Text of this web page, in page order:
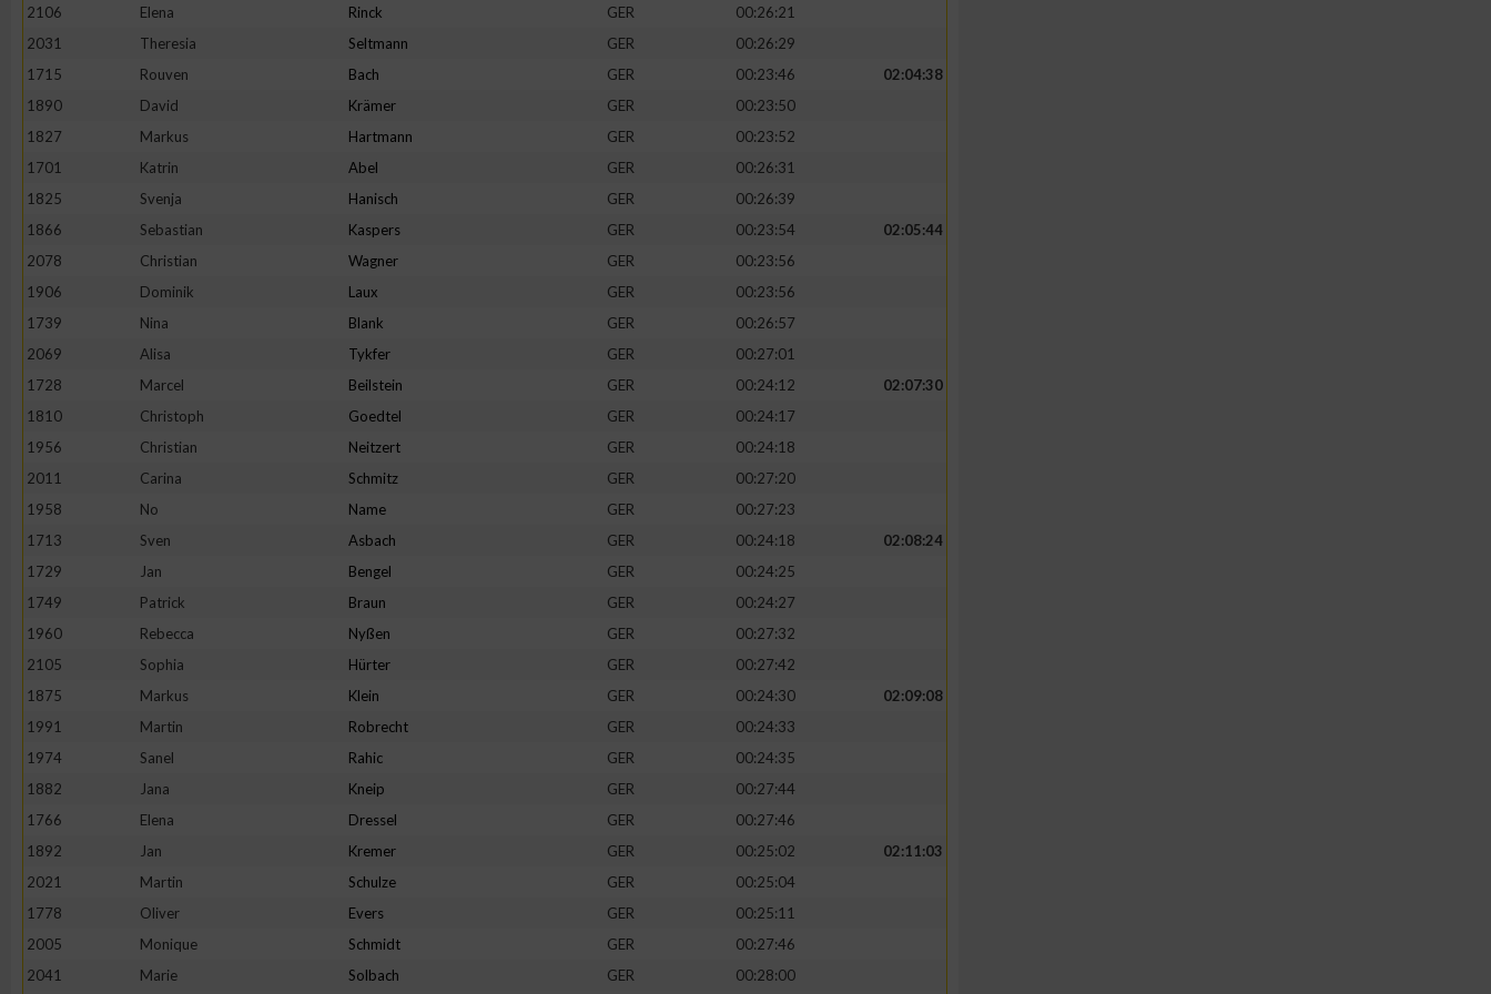
2106
Elena Rinck GER
00:26:21
2031
Theresia Seltmann GER
00:26:29
1715
Rouven Bach GER 00:23:46
02:04:38
1890
David Krämer GER
00:23:50
1827
Markus Hartmann GER
00:23:52
1701
Katrin Abel GER
00:26:31
1825
Svenja Hanisch GER
00:26:39
1866
Sebastian Kaspers GER 00:23:54
02:05:44
2078
Christian Wagner GER
00:23:56
1906
Dominik Laux GER
00:23:56
1739
Nina Blank GER
00:26:57
2069
Alisa Tykfer GER
00:27:01
1728
Marcel Beilstein GER 00:24:12
02:07:30
1810
Christoph Goedtel GER
00:24:17
1956
Christian Neitzert GER
00:24:18
2011
Carina Schmitz GER
00:27:20
1958
No Name GER
00:27:23
1713
Sven Asbach GER 00:24:18
02:08:24
1729
Jan Bengel GER
00:24:25
1749
Patrick Braun GER
00:24:27
1960
Rebecca Nyßen GER
00:27:32
2105
Sophia Hürter GER
00:27:42
1875
Markus Klein GER 00:24:30
02:09:08
1991
Martin Robrecht GER
00:24:33
1974
Sanel Rahic GER
00:24:35
1882
Jana Kneip GER
00:27:44
1766
Elena Dressel GER
00:27:46
1892
Jan Kremer GER 00:25:02
02:11:03
2021
Martin Schulze GER
00:25:04
1778
Oliver Evers GER
00:25:11
2005
Monique Schmidt GER
00:27:46
2041
Marie Solbach GER 00:28:00
Erstellung von Profilen zur Personalisierung von Inhalten
Verwendung von Profilen zur Auswahl personalisierter Inhalte
verschiedenen Quellen
Entwicklung und Verbesserung der Angebote
Verwendung reduzierter Daten zur Auswahl von Inhalten
IAB-Besonderheiten:
Verwendung genauer Standortdaten
Nicht-IAB-Verarbeitungszwecke:
Performance
Funktional
Werbung